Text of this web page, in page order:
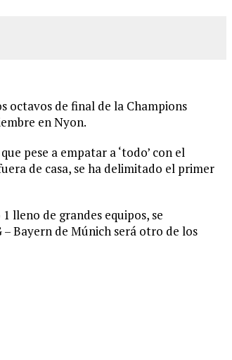
octavos de final de la Champions
en Nyon.
pese a empatar a ‘todo’ con el
de casa, se ha delimitado el primer
lleno de grandes equipos, se
Bayern de Múnich será otro de los